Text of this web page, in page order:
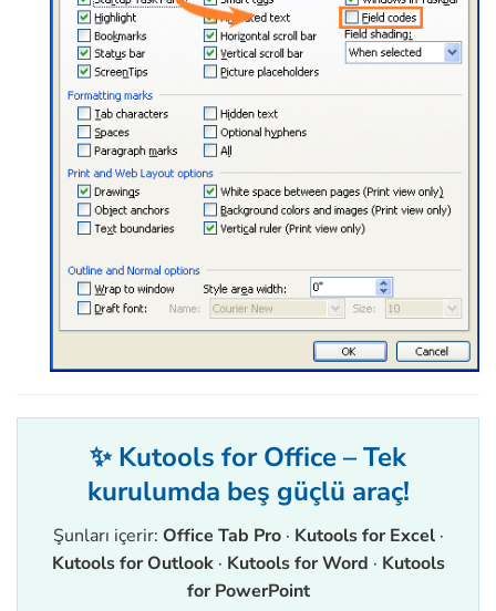
✨ Kutools for Office – Tek
kurulumda beş güçlü araç!
Şunları içerir: Office Tab Pro· Kutools for Excel·
Kutools for Outlook· Kutools for Word · Kutools
for PowerPoint